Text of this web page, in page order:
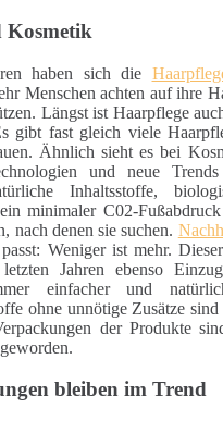
Kosmetik
haben sich die
Menschen achten auf ihre
Längst ist Haarpflege
gibt fast gleich viele
Ähnlich sieht es bei
und neue
Inhaltsstoffe,
minimaler C02-
nach denen sie suchen.
Weniger ist mehr.
Jahren ebenso
einfacher und
ohne unnötige Zusätze sind
der Produkte
bleiben im Trend